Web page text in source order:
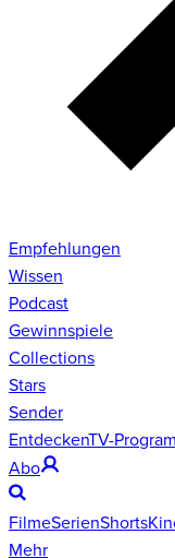
Empfehlungen
Wissen
Podcast
Gewinnspiele
Collections
Stars
Sender
EntdeckenTV-
Abo
FilmeSerienShorts
Mehr